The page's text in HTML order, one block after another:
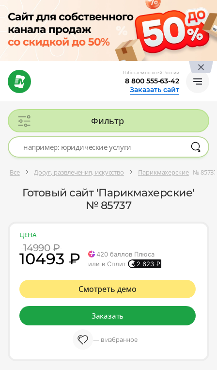
Работаем по всей России
8 800 555-63-42
Заказать сайт
Фильтр
Все Досуг, развлечения, искусство Парикмахерские № 85737
Готовый сайт 'Парикмахерские'
№ 85737
ЦЕНА
14990 ₽
10493 ₽ 420 баллов Плюса
или в Сплит
2 623 ₽
Смотреть демо
Заказать
— в избранное